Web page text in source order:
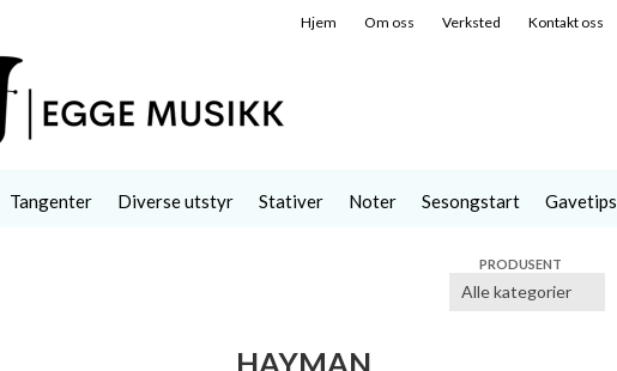
Hjem Om oss Verksted Kontakt oss
Tangenter Diverse utstyr Stativer Noter Sesongstart Gavetips
PRODUSENT
HAYMAN